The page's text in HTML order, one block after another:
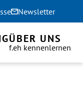
Newsletter
ÜBER UNS
f.eh kennenlernen